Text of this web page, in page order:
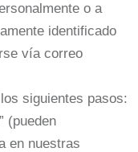
o a
identificado
vía correo
siguientes pasos:
(pueden
en nuestras